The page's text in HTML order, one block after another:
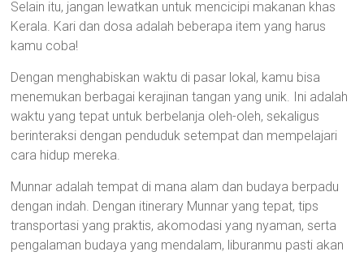
Selain itu, jangan lewatkan untuk mencicipi makanan khas
Kerala. Kari dan dosa adalah beberapa item yang harus
kamu coba!
Dengan menghabiskan waktu di pasar lokal, kamu bisa
menemukan berbagai kerajinan tangan yang unik. Ini adalah
waktu yang tepat untuk berbelanja oleh-oleh, sekaligus
berinteraksi dengan penduduk setempat dan mempelajari
cara hidup mereka.
Munnar adalah tempat di mana alam dan budaya berpadu
dengan indah. Dengan itinerary Munnar yang tepat, tips
transportasi yang praktis, akomodasi yang nyaman, serta
pengalaman budaya yang mendalam, liburanmu pasti akan